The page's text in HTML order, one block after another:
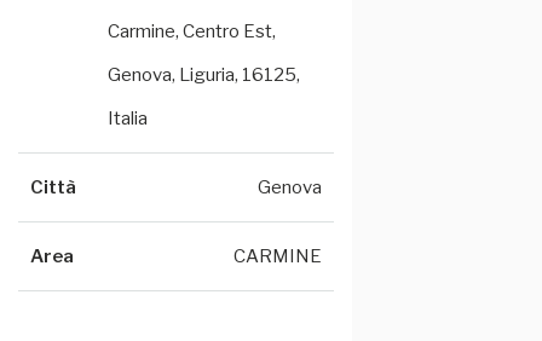
Carmine, Centro Est,
Genova, Liguria, 16125,
Italia
Città Genova
Area CARMINE